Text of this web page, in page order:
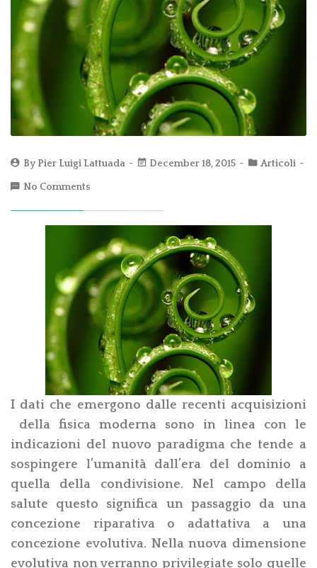
ByPier Luigi Lattuada December 18, 2015 Articoli
No Comments
I dati che emergono dalle recenti acquisizioni
della fisica moderna sono in linea con le
indicazioni del nuovo paradigma che tende a
sospingere l’umanità dall’era del dominio a
quella della condivisione. Nel campo della
salute questo significa un passaggio da una
concezione riparativa o adattativa a una
concezione evolutiva. Nella nuova dimensione
evolutiva non verranno privilegiate solo quelle